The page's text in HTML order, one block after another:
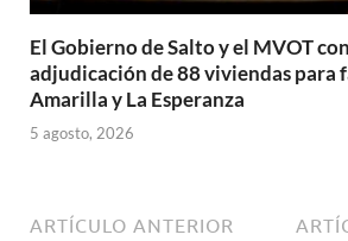
El Gobierno de Salto y el MVOT
adjudicación de 88 viviendas para
Amarilla y La Esperanza
5 agosto, 2026
ARTÍCULO ANTERIOR